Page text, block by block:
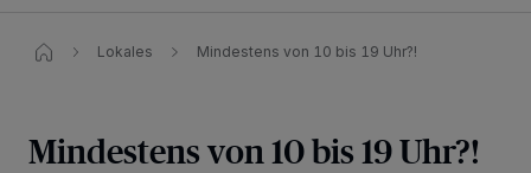
Lokales Mindestens von 10 bis 19 Uhr?!
Mindestens von 10 bis 19 Uhr?!